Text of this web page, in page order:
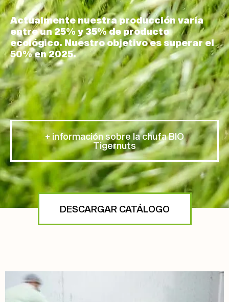
Actualmente nuestra producción varía
entre un 25% y 35% de producto
ecológico. Nuestro objetivo es superar el
50% en 2025.
+ información sobre la chufa BIO
Tigernuts
DESCARGAR CATÁLOGO